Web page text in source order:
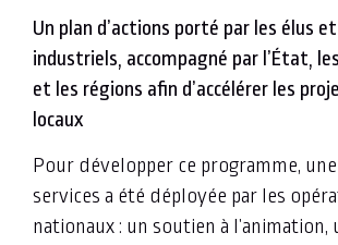
Un plan d’actions porté par les élus
industriels, accompagné par l’État,
et les régions afin d’accélérer les
locaux
Pour développer ce programme,
services a été déployée par les
nationaux : un soutien à l’animation,